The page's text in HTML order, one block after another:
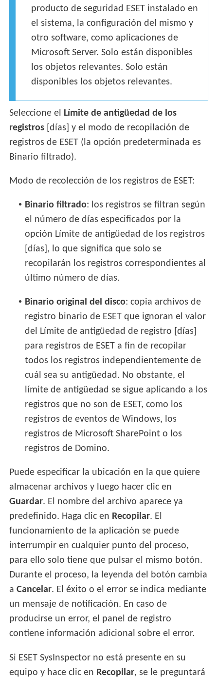
producto de seguridad ESET instalado en
el sistema, la configuración del mismo y
otro software, como aplicaciones de
Microsoft Server. Solo están disponibles
los objetos relevantes. Solo están
disponibles los objetos relevantes.
Seleccione el Límite de antigüedad de los
registros [días] y el modo de recopilación de
registros de ESET (la opción predeterminada es
Binario filtrado).
Modo de recolección de los registros de ESET:
• Binario filtrado: los registros se filtran según
el número de días especificados por la
opción Límite de antigüedad de los registros
[días], lo que significa que solo se
recopilarán los registros correspondientes al
último número de días.
• Binario original del disco: copia archivos de
registro binario de ESET que ignoran el valor
del Límite de antigüedad de registro [días]
para registros de ESET a fin de recopilar
todos los registros independientemente de
cuál sea su antigüedad. No obstante, el
límite de antigüedad se sigue aplicando a los
registros que no son de ESET, como los
registros de eventos de Windows, los
registros de Microsoft SharePoint o los
registros de Domino.
Puede especificar la ubicación en la que quiere
almacenar archivos y luego hacer clic en
Guardar. El nombre del archivo aparece ya
predefinido. Haga clic en Recopilar. El
funcionamiento de la aplicación se puede
interrumpir en cualquier punto del proceso,
para ello solo tiene que pulsar el mismo botón.
Durante el proceso, la leyenda del botón cambia
aCancelar. El éxito o el error se indica mediante
un mensaje de notificación. En caso de
producirse un error, el panel de registro
contiene información adicional sobre el error.
Si ESET SysInspector no está presente en su
equipo y hace clic en Recopilar, se le preguntará